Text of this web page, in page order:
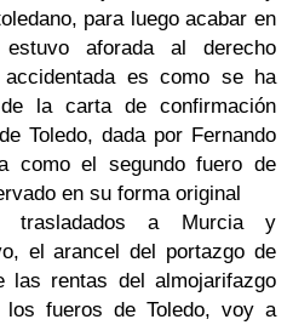
para luego acabar en
aforada al derecho
es como se ha
la carta de confirmación
Toledo, dada por Fernando
como el segundo fuero de
en su forma original
trasladados a Murcia y
el arancel del portazgo de
las rentas del almojarifazgo
fueros de Toledo, voy a